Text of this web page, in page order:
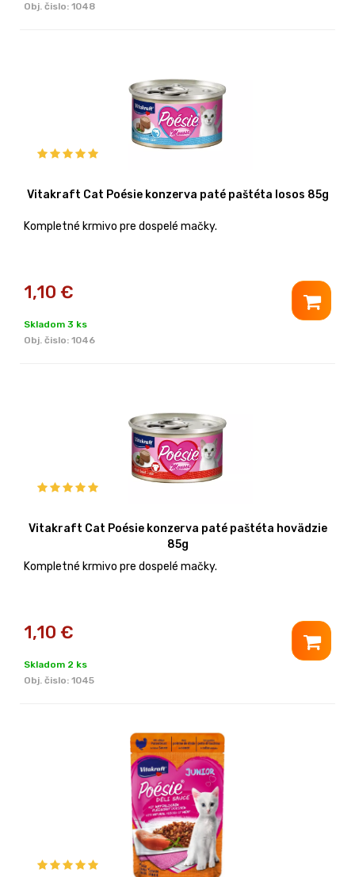
Obj. čislo: 1048
Vitakraft Cat Poésie konzerva paté paštéta losos 85g
Kompletné krmivo pre dospelé mačky.
1,10 €
Skladom 3 ks
Obj. čislo: 1046
Vitakraft Cat Poésie konzerva paté paštéta hovädzie
85g
Kompletné krmivo pre dospelé mačky.
1,10 €
Skladom 2 ks
Obj. čislo: 1045